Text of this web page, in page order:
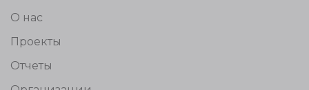
О нас
Проекты
Отчеты